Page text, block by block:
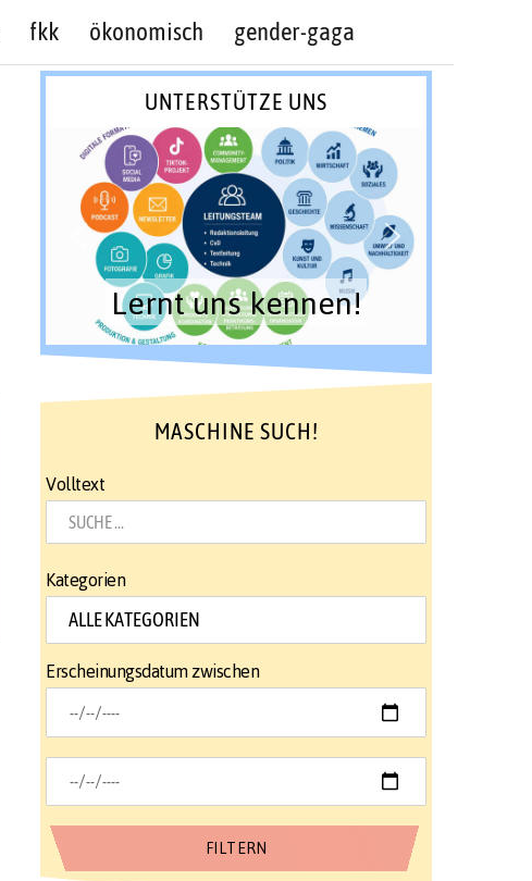
fkk ökonomisch gender-gaga
UNTERSTÜTZE UNS
Lernt uns kennen!
Wir wollen
MASCHINE SUCH!
Volltext
Kategorien
Erscheinungsdatum zwischen